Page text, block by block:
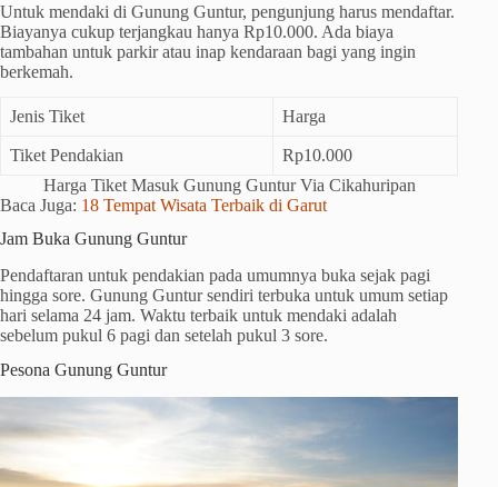
Untuk mendaki di Gunung Guntur, pengunjung harus mendaftar.
Biayanya cukup terjangkau hanya Rp10.000. Ada biaya
tambahan untuk parkir atau inap kendaraan bagi yang ingin
berkemah.
Jenis Tiket Harga
Tiket Pendakian
Rp10.000
Harga Tiket Masuk Gunung Guntur Via Cikahuripan
Baca Juga: 18 Tempat Wisata Terbaik di Garut
Jam Buka Gunung Guntur
Pendaftaran untuk pendakian pada umumnya buka sejak pagi
hingga sore. Gunung Guntur sendiri terbuka untuk umum setiap
hari selama 24 jam. Waktu terbaik untuk mendaki adalah
sebelum pukul 6 pagi dan setelah pukul 3 sore.
Pesona Gunung Guntur